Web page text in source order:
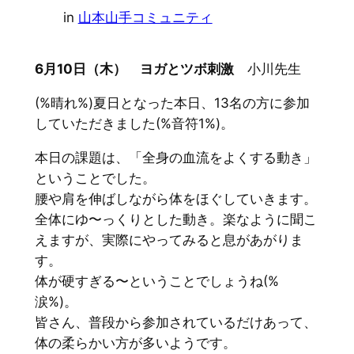
in 山本山手コミュニティ
6月10日（木） ヨガとツボ刺激小川先生
(%晴れ%)夏日となった本日、13名の方に参加
していただきました(%音符1%)。
本日の課題は、「全身の血流をよくする動き」
ということでした。
腰や肩を伸ばしながら体をほぐしていきます。
全体にゆ〜っくりとした動き。楽なように聞こ
えますが、実際にやってみると息があがりま
す。
体が硬すぎる〜ということでしょうね(%
涙%)。
皆さん、普段から参加されているだけあって、
体の柔らかい方が多いようです。